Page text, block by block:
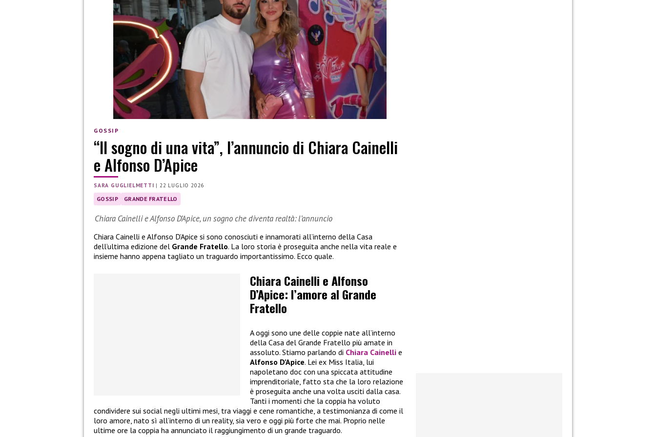
GOSSIP
“Il sogno di una vita”, l’annuncio di Chiara Cainelli
e Alfonso D’Apice
SARA GUGLIELMETTI |22 LUGLIO 2026
GOSSIP GRANDE FRATELLO
Chiara Cainelli e Alfonso D’Apice, un sogno che diventa realtà: l’annuncio
Chiara Cainelli e Alfonso D’Apice si sono conosciuti e innamorati all’interno della Casa
dell’ultima edizione del Grande Fratello. La loro storia è proseguita anche nella vita reale e
insieme hanno appena tagliato un traguardo importantissimo. Ecco quale.
Chiara Cainelli e Alfonso
D’Apice: l’amore al Grande
Fratello
A oggi sono une delle coppie nate all’interno
della Casa del Grande Fratello più amate in
assoluto. Stiamo parlando di Chiara Cainelli e
Alfonso D’Apice. Lei ex Miss Italia, lui
napoletano doc con una spiccata attitudine
imprenditoriale, fatto sta che la loro relazione
è proseguita anche una volta usciti dalla casa.
Tanti i momenti che la coppia ha voluto
condividere sui social negli ultimi mesi, tra viaggi e cene romantiche, a testimonianza di come il
loro amore, nato sì all’interno di un reality, sia vero e oggi più forte che mai. Proprio nelle
ultime ore la coppia ha annunciato il raggiungimento di un grande traguardo.